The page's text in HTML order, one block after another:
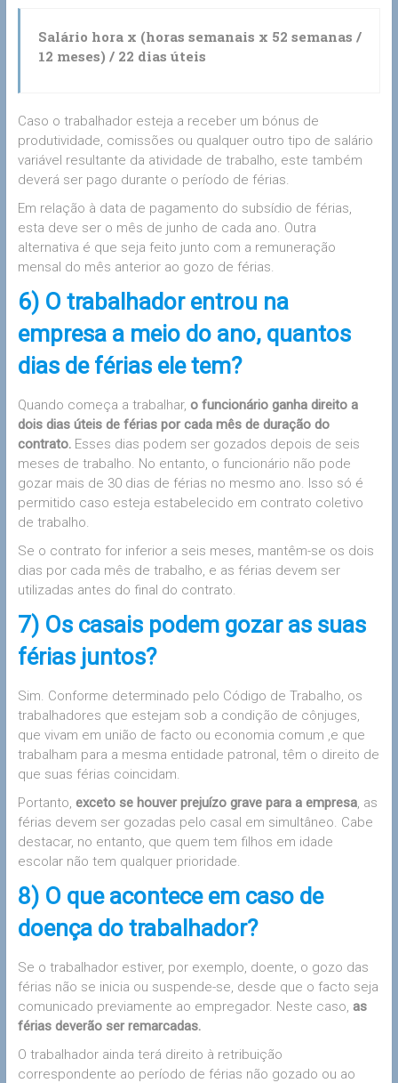
Salário hora x (horas semanais x 52 semanas /
12 meses) / 22 dias úteis
Caso o trabalhador esteja a receber um bónus de
produtividade, comissões ou qualquer outro tipo de salário
variável resultante da atividade de trabalho, este também
deverá ser pago durante o período de férias.
Em relação à data de pagamento do subsídio de férias,
esta deve ser o mês de junho de cada ano. Outra
alternativa é que seja feito junto com a remuneração
mensal do mês anterior ao gozo de férias.
6) O trabalhador entrou na
empresa a meio do ano, quantos
dias de férias ele tem?
Quando começa a trabalhar, o funcionário ganha direito a
dois dias úteis de férias por cada mês de duração do
contrato.Esses dias podem ser gozados depois de seis
meses de trabalho. No entanto, o funcionário não pode
gozar mais de 30 dias de férias no mesmo ano. Isso só é
permitido caso esteja estabelecido em contrato coletivo
de trabalho.
Se o contrato for inferior a seis meses, mantêm-se os dois
dias por cada mês de trabalho, e as férias devem ser
utilizadas antes do final do contrato.
7) Os casais podem gozar as suas
férias juntos?
Sim. Conforme determinado pelo Código de Trabalho, os
trabalhadores que estejam sob a condição de cônjuges,
que vivam em união de facto ou economia comum ,e que
trabalham para a mesma entidade patronal, têm o direito de
que suas férias coincidam.
Portanto, exceto se houver prejuízo grave para a empresa, as
férias devem ser gozadas pelo casal em simultâneo. Cabe
destacar, no entanto, que quem tem filhos em idade
escolar não tem qualquer prioridade.
8) O que acontece em caso de
doença do trabalhador?
Se o trabalhador estiver, por exemplo, doente, o gozo das
férias não se inicia ou suspende-se, desde que o facto seja
comunicado previamente ao empregador. Neste caso, as
férias deverão ser remarcadas.
O trabalhador ainda terá direito à retribuição
correspondente ao período de férias não gozado ou ao